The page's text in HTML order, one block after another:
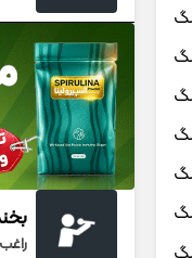
راغب